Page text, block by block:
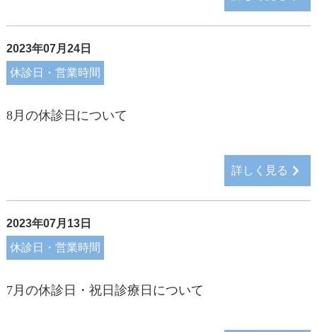
2023年07月24日
休診日・営業時間
8月の休診日について
詳しく見る
2023年07月13日
休診日・営業時間
7月の休診日・祝日診療日について